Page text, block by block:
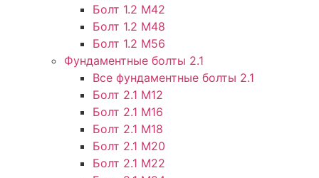
Болт 1.2 М42
Болт 1.2 М48
Болт 1.2 М56
Фундаментные болты 2.1
Все фундаментные болты 2.1
Болт 2.1 М12
Болт 2.1 М16
Болт 2.1 М18
Болт 2.1 М20
Болт 2.1 М22